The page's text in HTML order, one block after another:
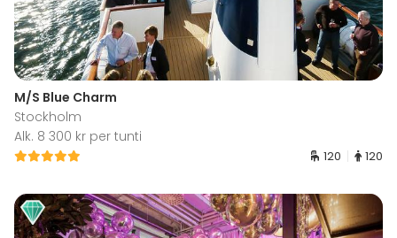
M/S Blue Charm
Stockholm
Alk. 8 300 kr per tunti
120 120